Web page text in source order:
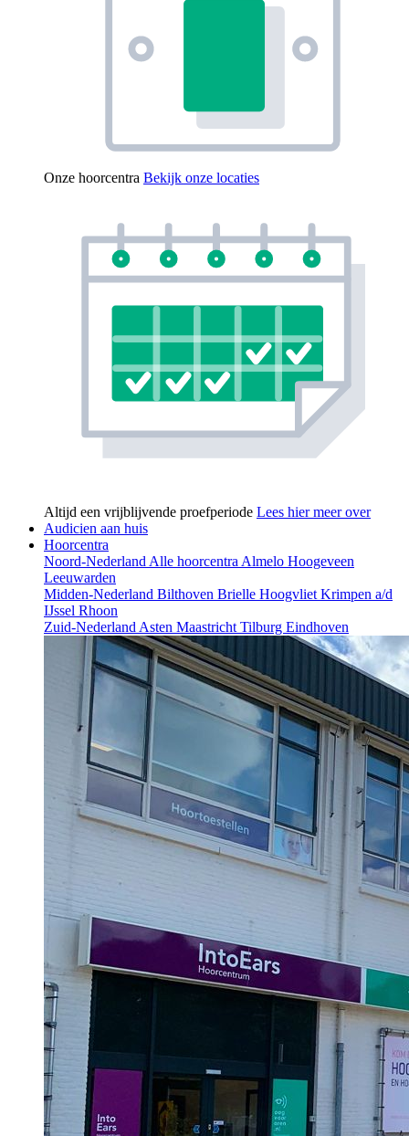
Onze hoorcentra Bekijk onze locaties
Altijd een vrijblijvende proefperiode Lees hier meer over
Audicien aan huis
Hoorcentra
Noord-Nederland Alle hoorcentra Almelo Hoogeveen
Leeuwarden
Midden-Nederland Bilthoven Brielle Hoogvliet Krimpen a/d
IJssel Rhoon
Zuid-Nederland Asten Maastricht Tilburg Eindhoven